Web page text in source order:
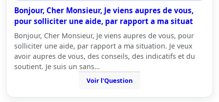
Bonjour, Cher Monsieur, Je viens aupres de vous,
pour solliciter une aide, par rapport a ma situat
Bonjour, Cher Monsieur, Je viens aupres de vous, pour
solliciter une aide, par rapport a ma situation. Je veux
avoir aupres de vous, des conseils, des indicatifs et du
soutient. Je suis un sans…
Voir l'Question